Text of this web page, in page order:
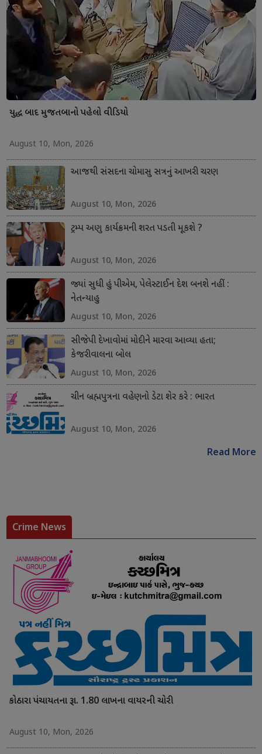
યુદ્ધ બાદ મુજતબાનો પહેલો વીડિયો
August 10, Mon, 2026
આજથી સંસદના ચોમાસુ સત્રનું આખરી ચરણ
August 10, Mon, 2026
ટ્રમ્પ અણુ કાર્યક્રમની શરત પડતી મૂકશે ?
August 10, Mon, 2026
જ્યાં સુધી હું પીએમ, પેલેસ્ટાઈન દેશ બનશે નહીં :
નેતન્યાહુ
August 10, Mon, 2026
સીજેપી દેખાવોમાં મોદીને મારવા આવ્યા હતા;
કેજરીવાલના બોલ
August 10, Mon, 2026
ચીન બ્રહ્મપુત્રના વહેણનો ડેટા શેર કરે : ભારત
August 10, Mon, 2026
Read More
Crime News
કોઠારા પંચાયતના રૂા. 1.80 લાખના વાયરની ચોરી
August 10, Mon, 2026